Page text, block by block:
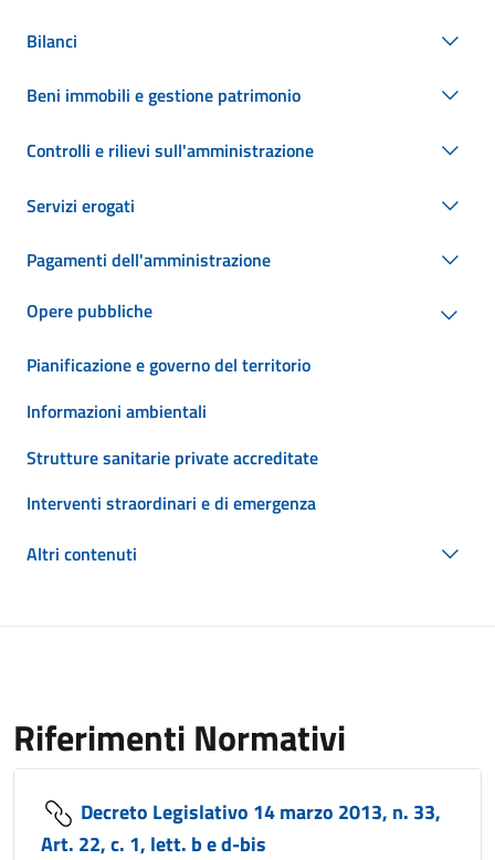
Bilanci
Beni immobili e gestione patrimonio
Controlli e rilievi sull'amministrazione
Servizi erogati
Pagamenti dell'amministrazione
Opere pubbliche
Pianificazione e governo del territorio
Informazioni ambientali
Strutture sanitarie private accreditate
Interventi straordinari e di emergenza
Altri contenuti
Riferimenti Normativi
Decreto Legislativo 14 marzo 2013, n. 33,
Art. 22, c. 1, lett. b e d-bis